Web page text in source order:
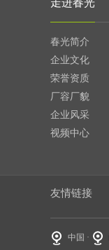
春光简介
企业文化
荣誉资质
厂容厂貌
企业风采
视频中心
友情链接
中国 ·